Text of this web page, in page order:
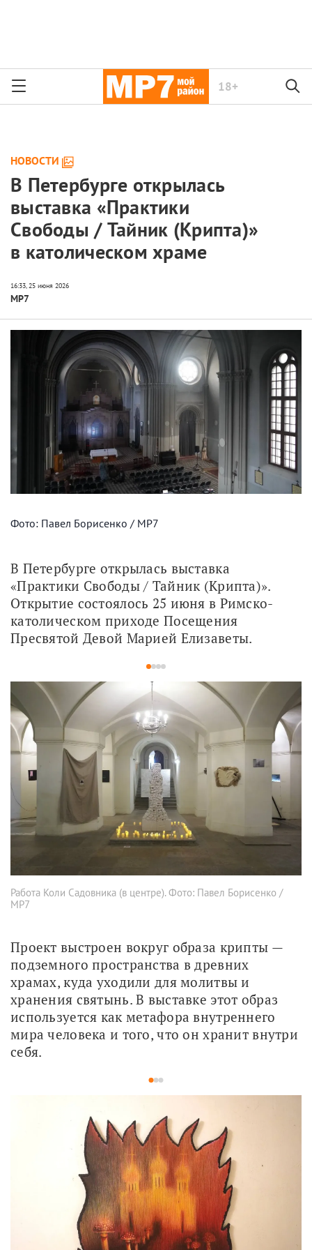
18+
НОВОСТИ
В Петербурге открылась
выставка «Практики
Свободы / Тайник (Крипта)»
в католическом храме
МР7
Фото: Павел Борисенко / МР7
В Петербурге открылась выставка
«Практики Свободы / Тайник (Крипта)».
Открытие состоялось 25 июня в Римско-
католическом приходе Посещения
Пресвятой Девой Марией Елизаветы.
1234
Работа Коли Садовника (в центре). Фото: Павел Борисенко /
МР7
Проект выстроен вокруг образа крипты —
подземного пространства в древних
храмах, куда уходили для молитвы и
хранения святынь. В выставке этот образ
используется как метафора внутреннего
мира человека и того, что он хранит внутри
себя.
123